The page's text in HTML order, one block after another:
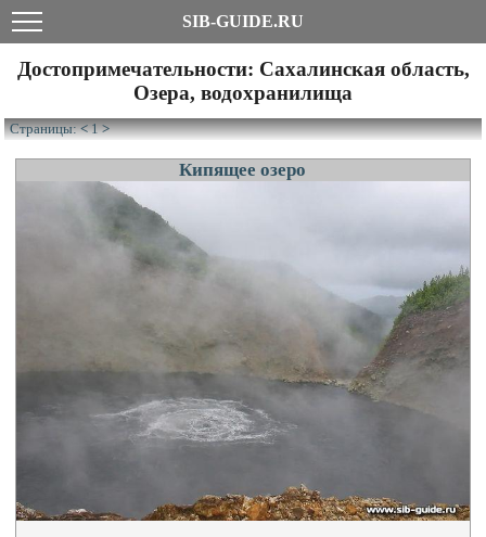
SIB-GUIDE.RU
Достопримечательности: Сахалинская область,
Озера, водохранилища
Страницы:< 1 >
Кипящее озеро